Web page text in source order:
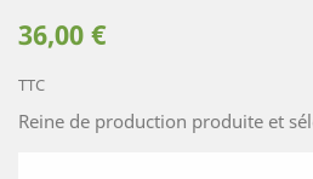
36,00 €
TTC
Reine de production produite et